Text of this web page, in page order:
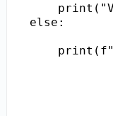
print("Vui
else:
print(f"{k}